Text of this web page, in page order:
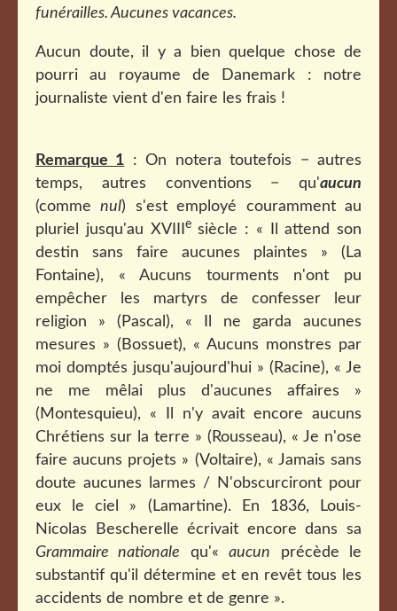
funérailles. Aucunes vacances.
Aucun doute, il y a bien quelque chose de
pourri au royaume de Danemark : notre
journaliste vient d'en faire les frais !
Remarque 1 : On notera toutefois − autres
temps, autres conventions − qu'aucun
(commenul) s'est employé couramment au
pluriel jusqu'au XVIII
esiècle : « Il attend son
destin sans faire aucunes plaintes » (La
Fontaine), « Aucuns tourments n'ont pu
empêcher les martyrs de confesser leur
religion » (Pascal), « Il ne garda aucunes
mesures » (Bossuet), « Aucuns monstres par
moi domptés jusqu'aujourd'hui » (Racine), « Je
ne me mêlai plus d'aucunes affaires »
(Montesquieu), « Il n'y avait encore aucuns
Chrétiens sur la terre » (Rousseau), « Je n'ose
faire aucuns projets » (Voltaire), « Jamais sans
doute aucunes larmes / N'obscurciront pour
eux le ciel » (Lamartine). En 1836, Louis-
Nicolas Bescherelle écrivait encore dans sa
Grammaire nationale qu'«aucun précède le
substantif qu'il détermine et en revêt tous les
accidents de nombre et de genre ».